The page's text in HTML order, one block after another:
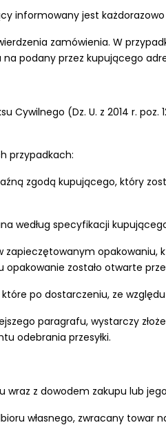
informowany jest
zamówienia. W
podany przez kupującego
(Dz. U. z 2014 r.
przypadkach:
zgodą kupującego, który
specyfikacji
opakowaniu,
zostało otwarte
po dostarczeniu, ze
paragrafu, wystarczy
odebrania przesyłki.
z dowodem zakupu lub
własnego, zwracany towar